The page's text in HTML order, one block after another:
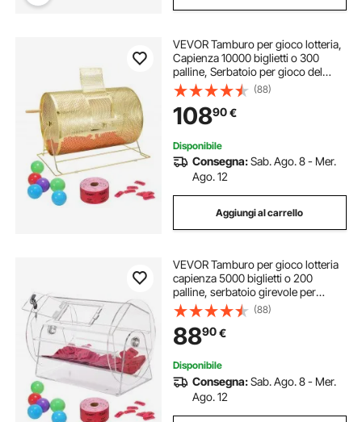
VEVOR Tamburo per gioco lotteria,
Capienza 10000 biglietti o 300
palline, Serbatoio per gioco del
bingo in metallo, Placcato in ottone,
Maniglia girevole in legno, 376 x Ø
540 mm, Eventi Feste
(88)
10890€
Disponibile
Consegna:Sab. Ago. 8 - Mer.
Ago. 12
Aggiungi al carrello
VEVOR Tamburo per gioco lotteria
capienza 5000 biglietti o 200
palline, serbatoio girevole per
gioco, piattaforma girevole
trasparente della lotteria, scatola
per giochi di lotteria
(88)
8890€
Disponibile
Consegna:Sab. Ago. 8 - Mer.
Ago. 12